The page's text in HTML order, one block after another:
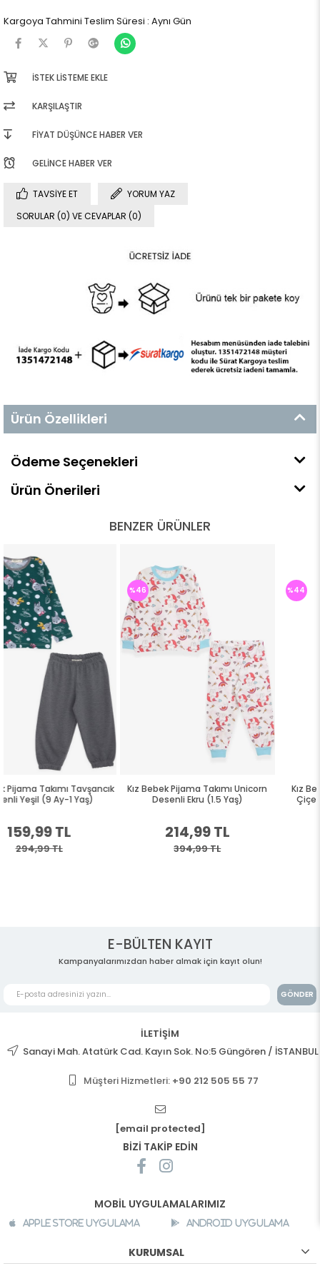
Kargoya Tahmini Teslim Süresi : Aynı Gün
İSTEK LISTEME EKLE
KARŞILAŞTIR
FIYAT DÜŞÜNCE HABER VER
GELINCE HABER VER
TAVSIYE ET
YORUM YAZ
SORULAR (0) VE CEVAPLAR (0)
Ürün Özellikleri
Ödeme Seçenekleri
Ürün Önerileri
BENZER ÜRÜNLER
Kız Bebek Pijama Takımı Unicorn
Desenli Ekru (1.5 Yaş)
214,99 TL
%46
Kız Bebek Pijama Takımı Minik
Çiçek Desenli Beyaz (9 Ay)
114,99 TL
%44
E-BÜLTEN KAYIT
Kampanyalarımızdan haber almak için kayıt olun!
GÖNDER
İLETİŞİM
Sanayi Mah. Atatürk Cad. Kayın Sok. No:5 Güngören / İSTANBUL
Müşteri Hizmetleri: +90 212 505 55 77
[email protected]
BİZİ TAKİP EDİN
MOBİL UYGULAMALARIMIZ
Apple Store Uygulama Android Uygulama
KURUMSAL